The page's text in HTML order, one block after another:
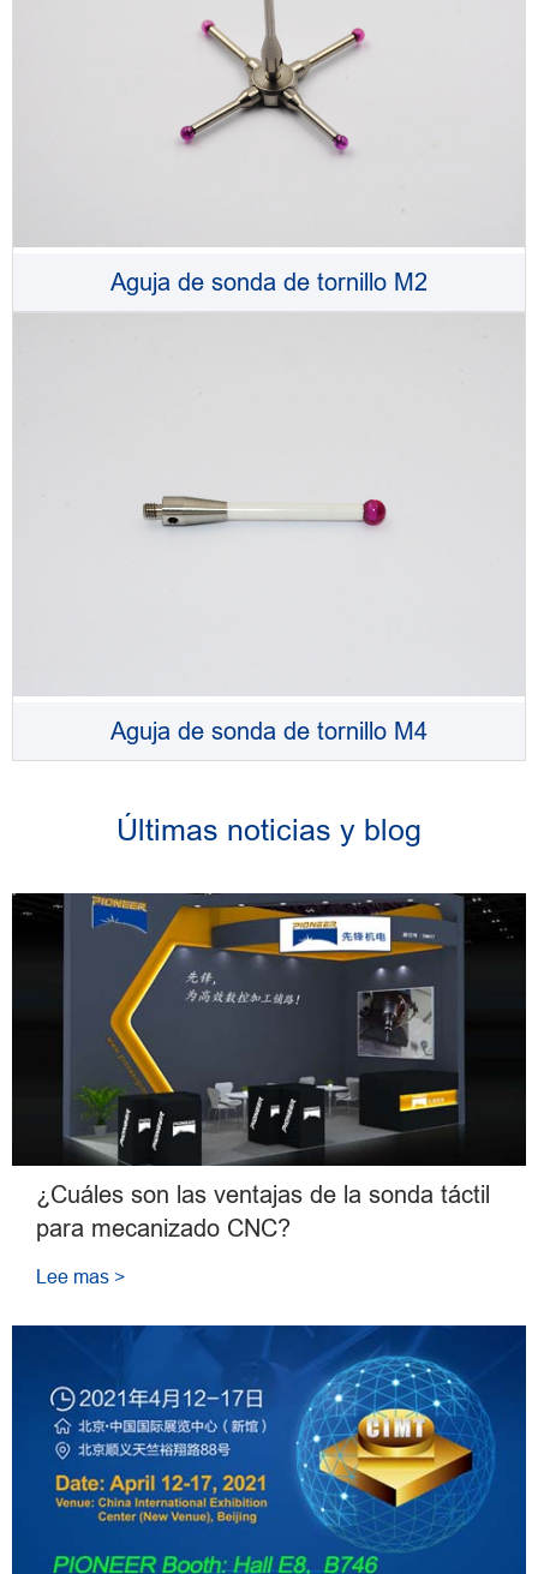
Aguja de sonda de tornillo M2
Aguja de sonda de tornillo M4
Últimas noticias y blog
¿Cuáles son las ventajas de la sonda táctil
para mecanizado CNC?
Lee mas >